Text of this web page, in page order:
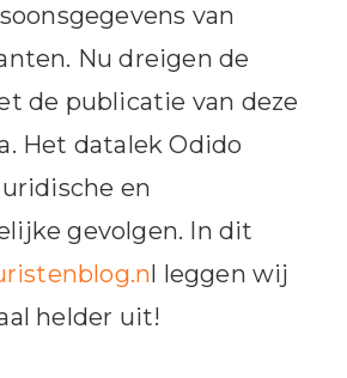
van
Nu dreigen de
de publicatie van deze
Het datalek Odido
en
gevolgen. In dit
l leggen wij
helder uit!